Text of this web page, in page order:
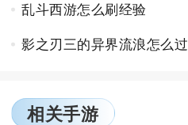
乱斗西游怎么刷经验
影之刃三的异界流浪怎么过
相关手游